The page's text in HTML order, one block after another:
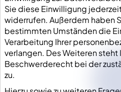
Sie diese Einwilligung
widerrufen. Außerdem haben
bestimmten Umständen die
Verarbeitung Ihrer
verlangen. Des Weiteren steht
Beschwerderecht bei der
zu.